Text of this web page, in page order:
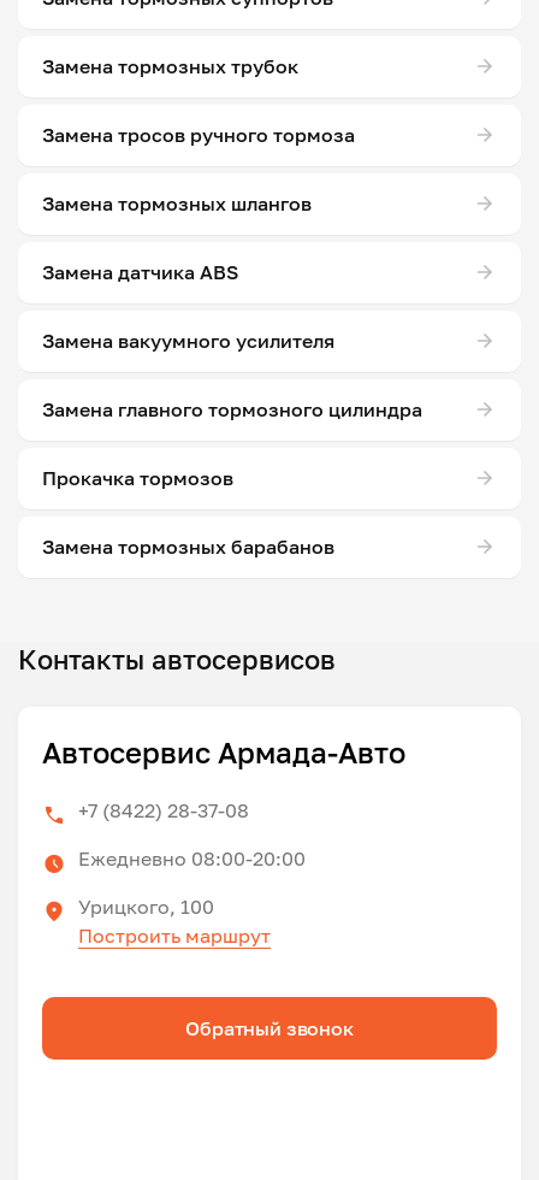
Замена тормозных трубок
Замена тросов ручного тормоза
Замена тормозных шлангов
Замена датчика ABS
Замена вакуумного усилителя
Замена главного тормозного цилиндра
Прокачка тормозов
Замена тормозных барабанов
Контакты автосервисов
Автосервис Армада-Авто
+7 (8422) 28-37-08
Ежедневно 08:00-20:00
Урицкого, 100
Построить маршрут
Обратный звонок